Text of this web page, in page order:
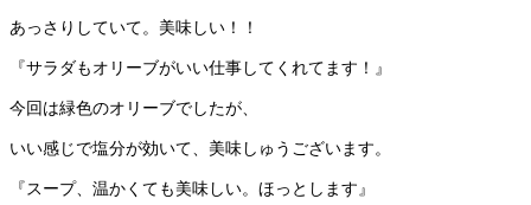
あっさりしていて。美味しい！！
『サラダもオリーブがいい仕事してくれてます！』
今回は緑色のオリーブでしたが、
いい感じで塩分が効いて、美味しゅうございます。
『スープ、温かくても美味しい。ほっとします』